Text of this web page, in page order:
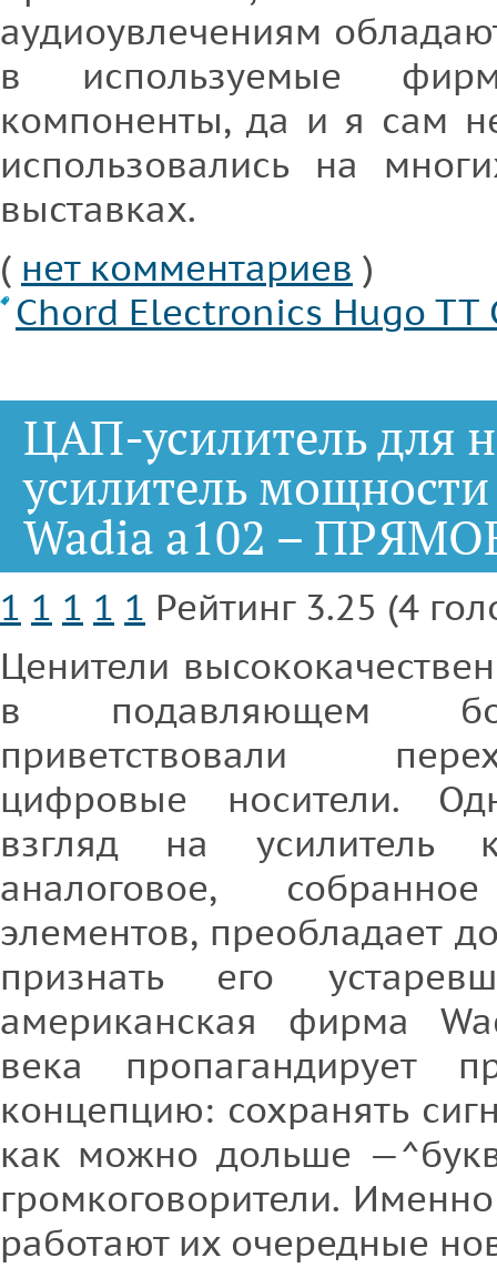
аудиоувлечениям
в используемые
компоненты, да и я сам
использовались на
выставках.
( нет комментариев )
Chord Electronics Hugo TT
ЦАП-усилитель для
усилитель
Wadia a102 –
1 1 1 1 1 Рейтинг 3.25 (4
Ценители
в подавляющем
приветствовали
цифровые носители.
взгляд на усилитель
аналоговое,
элементов, преобладает
признать его
американская фирма
века пропагандирует
концепцию: сохранять
как можно дольше
громкоговорители.
работают их очередные